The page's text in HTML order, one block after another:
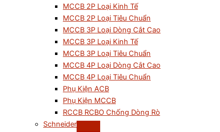
MCCB 2P Loại Kinh Tế
MCCB 2P Loại Tiêu Chuẩn
MCCB 3P Loại Dòng Cắt Cao
MCCB 3P Loại Kinh Tế
MCCB 3P Loại Tiêu Chuẩn
MCCB 4P Loại Dòng Cắt Cao
MCCB 4P Loại Tiêu Chuẩn
Phụ Kiện ACB
Phụ Kiện MCCB
RCCB RCBO Chống Dòng Rò
Schneider